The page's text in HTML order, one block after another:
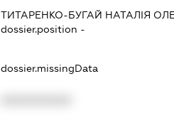
ТИТАРЕНКО-БУГАЙ НАТАЛІЯ
dossier.position -
dossier.missingData